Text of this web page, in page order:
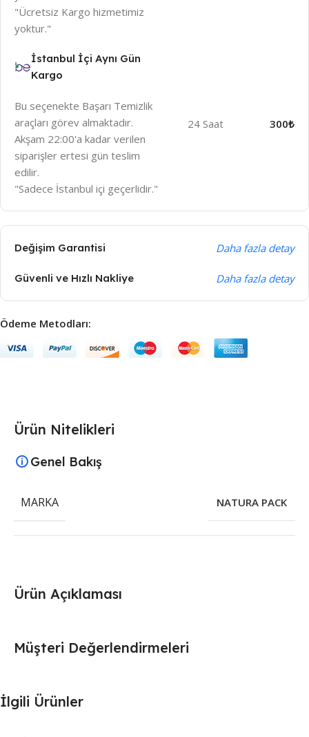
"Ücretsiz Kargo hizmetimiz
yoktur."
İstanbul İçi Aynı Gün
Kargo
Bu seçenekte Başarı Temizlik
araçları görev almaktadır.
Akşam 22:00'a kadar verilen
siparişler ertesi gün teslim
edilir.
"Sadece İstanbul içi geçerlidir."
24 Saat 300₺
Değişim Garantisi Daha fazla detay
Güvenli ve Hızlı Nakliye Daha fazla detay
Ödeme Metodları:
Ürün Açıklaması
Ürün Nitelikleri
Genel Bakış
MARKA NATURA PACK
Müşteri Değerlendirmeleri
İlgili Ürünler